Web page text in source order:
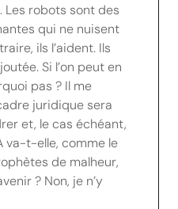
Les robots sont des
qui ne nuisent
ils l’aident. Ils
Si l’on peut en
pas ? Il me
juridique sera
et, le cas échéant,
va-t-elle, comme le
de malheur,
? Non, je n’y